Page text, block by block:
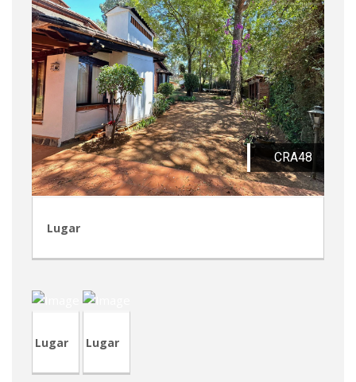
CRA48
Lugar
Lugar Lugar